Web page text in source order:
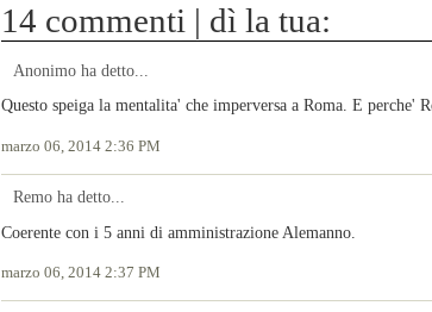
14 commenti | dì la tua:
Anonimo ha detto...
Questo speiga la mentalita' che imperversa a Roma. E perche'
marzo 06, 2014 2:36 PM
Remo ha detto...
Coerente con i 5 anni di amministrazione Alemanno.
marzo 06, 2014 2:37 PM